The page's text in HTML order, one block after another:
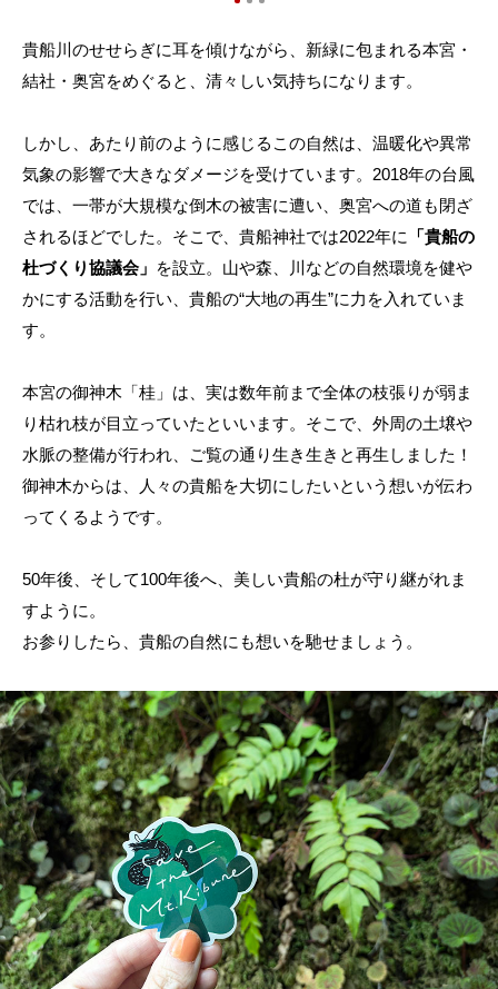
貴船川のせせらぎに耳を傾けながら、新緑に包まれる本宮・
結社・奥宮をめぐると、清々しい気持ちになります。
しかし、あたり前のように感じるこの自然は、温暖化や異常
気象の影響で大きなダメージを受けています。2018年の台風
では、一帯が大規模な倒木の被害に遭い、奥宮への道も閉ざ
されるほどでした。そこで、貴船神社では2022年に
「貴船の
杜づくり協議会」 を設立。山や森、川などの自然環境を健や
かにする活動を行い、貴船の“大地の再生”に力を入れていま
す。
本宮の御神木「桂」は、実は数年前まで全体の枝張りが弱ま
り枯れ枝が目立っていたといいます。そこで、外周の土壌や
水脈の整備が行われ、ご覧の通り生き生きと再生しました！
御神木からは、人々の貴船を大切にしたいという想いが伝わ
ってくるようです。
50年後、そして100年後へ、美しい貴船の杜が守り継がれま
すように。
お参りしたら、貴船の自然にも想いを馳せましょう。